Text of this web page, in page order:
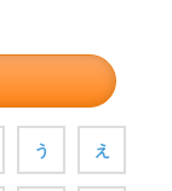
う え